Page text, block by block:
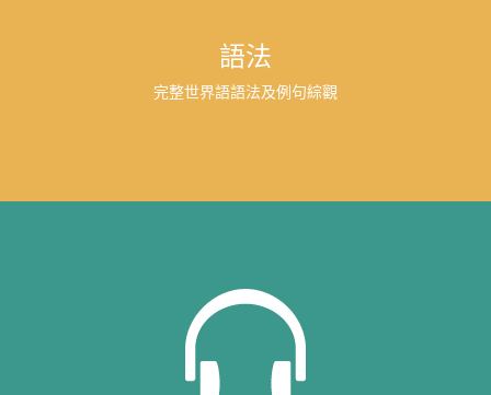
語法
完整世界語語法及例句綜觀